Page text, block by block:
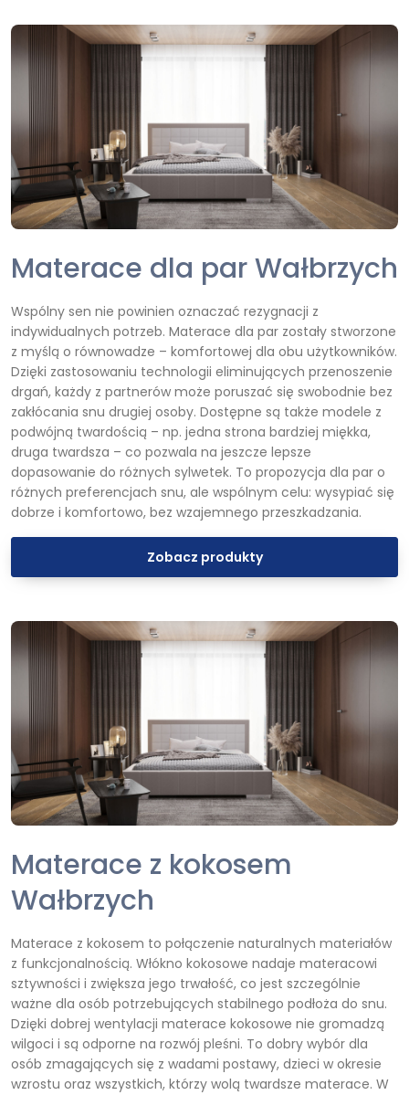
Materace dla par Wałbrzych
Wspólny sen nie powinien oznaczać rezygnacji z
indywidualnych potrzeb. Materace dla par zostały stworzone
z myślą o równowadze – komfortowej dla obu użytkowników.
Dzięki zastosowaniu technologii eliminujących przenoszenie
drgań, każdy z partnerów może poruszać się swobodnie bez
zakłócania snu drugiej osoby. Dostępne są także modele z
podwójną twardością – np. jedna strona bardziej miękka,
druga twardsza – co pozwala na jeszcze lepsze
dopasowanie do różnych sylwetek. To propozycja dla par o
różnych preferencjach snu, ale wspólnym celu: wysypiać się
dobrze i komfortowo, bez wzajemnego przeszkadzania.
Zobacz produkty
Materace z kokosem
Wałbrzych
Materace z kokosem to połączenie naturalnych materiałów
z funkcjonalnością. Włókno kokosowe nadaje materacowi
sztywności i zwiększa jego trwałość, co jest szczególnie
ważne dla osób potrzebujących stabilnego podłoża do snu.
Dzięki dobrej wentylacji materace kokosowe nie gromadzą
wilgoci i są odporne na rozwój pleśni. To dobry wybór dla
osób zmagających się z wadami postawy, dzieci w okresie
wzrostu oraz wszystkich, którzy wolą twardsze materace. W